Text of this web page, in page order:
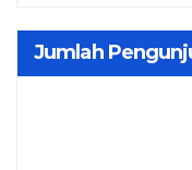
Jumlah